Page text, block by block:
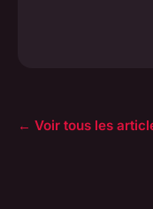
← Voir tous les